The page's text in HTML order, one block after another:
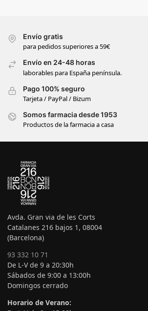
Envío gratis
para pedidos superiores a 59€
Envío en 24-48 horas
laborables para España península.
Pago 100% seguro
Tarjeta / PayPal / Bizum
Somos farmacia desde 1953
Productos de la farmacia a casa
Avda. Gran via de les Corts
Catalanes 216 bajos 1, 08004
(Barcelona)
93 332 10 71
De L-V de 9 a 20:30h
Sábados de 9:00 a 13:00h
Domingos cerrado
Horario de Verano: